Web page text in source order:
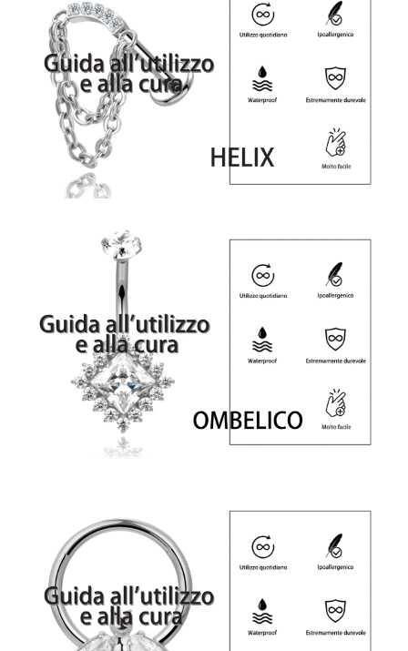
Iscriviti alla nostra newsletter e ottieni uno
sconto del 10%
Rimani aggiornato sulle novità e sulle promozioni iscrivendoti
alla nostra newsletter.
Email
address